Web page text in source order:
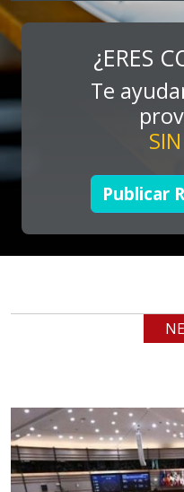
MARKETING
Especificaciones:
Consultoría,
expos,
Aplicar al
Empresa en
Requiere:
TUBERÍA
cualquiera
Empresa en
Requiere:
LOGÍSTICA
¿ERES
Te
Publicar